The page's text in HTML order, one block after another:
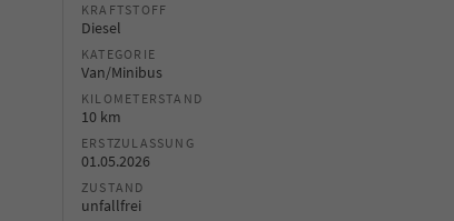
KRAFTSTOFF
Diesel
KATEGORIE
Van/Minibus
KILOMETERSTAND
10 km
ERSTZULASSUNG
01.05.2026
ZUSTAND
unfallfrei